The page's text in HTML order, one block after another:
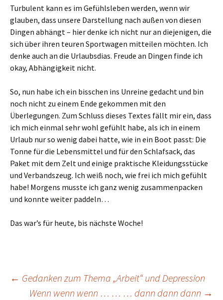
Turbulent kann es im Gefühlsleben werden, wenn wir
glauben, dass unsere Darstellung nach außen von diesen
Dingen abhängt – hier denke ich nicht nur an diejenigen, die
sich über ihren teuren Sportwagen mitteilen möchten. Ich
denke auch an die Urlaubsdias. Freude an Dingen finde ich
okay, Abhängigkeit nicht.
So, nun habe ich ein bisschen ins Unreine gedacht und bin
noch nicht zu einem Ende gekommen mit den
Überlegungen. Zum Schluss dieses Textes fällt mir ein, dass
ich mich einmal sehr wohl gefühlt habe, als ich in einem
Urlaub nur so wenig dabei hatte, wie in ein Boot passt: Die
Tonne für die Lebensmittel und für den Schlafsack, das
Paket mit dem Zelt und einige praktische Kleidungsstücke
und Verbandszeug. Ich weiß noch, wie frei ich mich gefühlt
habe! Morgens musste ich ganz wenig zusammenpacken
und konnte weiter paddeln…
Das war’s für heute, bis nächste Woche!
Beitragsnavigation
← Gedanken zum Thema „Arbeit“ und Depression
Wenn wenn wenn … … … dann dann dann →